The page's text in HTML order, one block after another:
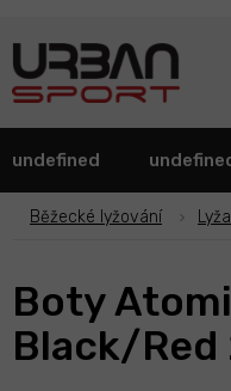
undefined
Běžecké lyžování
Boty
Black/